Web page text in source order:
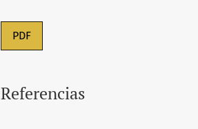
PDF
Referencias